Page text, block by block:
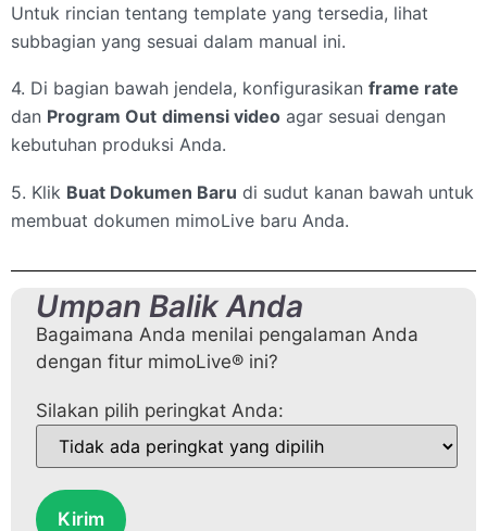
Untuk rincian tentang template yang tersedia, lihat
subbagian yang sesuai dalam manual ini.
4. Di bagian bawah jendela, konfigurasikan frame rate
dan Program Out dimensi video agar sesuai dengan
kebutuhan produksi Anda.
5. Klik Buat Dokumen Baru di sudut kanan bawah untuk
membuat dokumen mimoLive baru Anda.
Umpan Balik Anda
Bagaimana Anda menilai pengalaman Anda
dengan fitur mimoLive® ini?
Silakan pilih peringkat Anda:
Kirim